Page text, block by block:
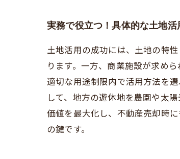
実務で役立つ！具体的な土地
土地活用の成功には、土地の特
ります。一方、商業施設が求め
適切な用途制限内で活用方法を
して、地方の遊休地を農園や太
価値を最大化し、不動産売却時
の鍵です。